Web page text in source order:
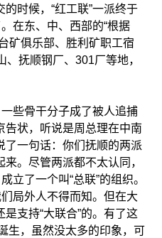
时候，“红工联”一派终于
在东、中、西部的“根据
矿俱乐部、胜利矿职工宿
抚顺钢厂、301厂等地，
些骨干分子成了被人追捕
告状，听说是周总理在中南
了一句话：你们抚顺的两派
。尽管两派都不太认同，
立了一个叫“总联”的组织。
局外人不得而知。但在大
支持“大联合”的。有了这
生，虽然没太多的印象，可